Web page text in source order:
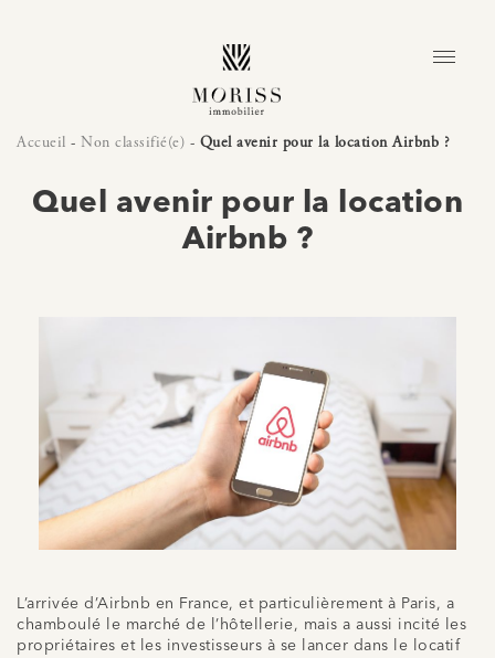
Accueil - Non classifié(e) - Quel avenir pour la location Airbnb ?
Quel avenir pour la location
Airbnb ?
L’arrivée d’Airbnb en France, et particulièrement à Paris, a
chamboulé le marché de l’hôtellerie, mais a aussi incité les
propriétaires et les investisseurs à se lancer dans le locatif